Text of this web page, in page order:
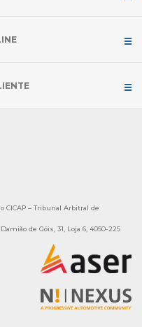
CICAP – Tribunal Arbitral de
de Góis, 31, Loja 6, 4050-225